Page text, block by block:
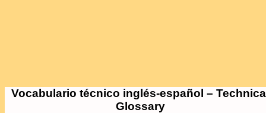
Vocabulario técnico inglés-español –
Glossary